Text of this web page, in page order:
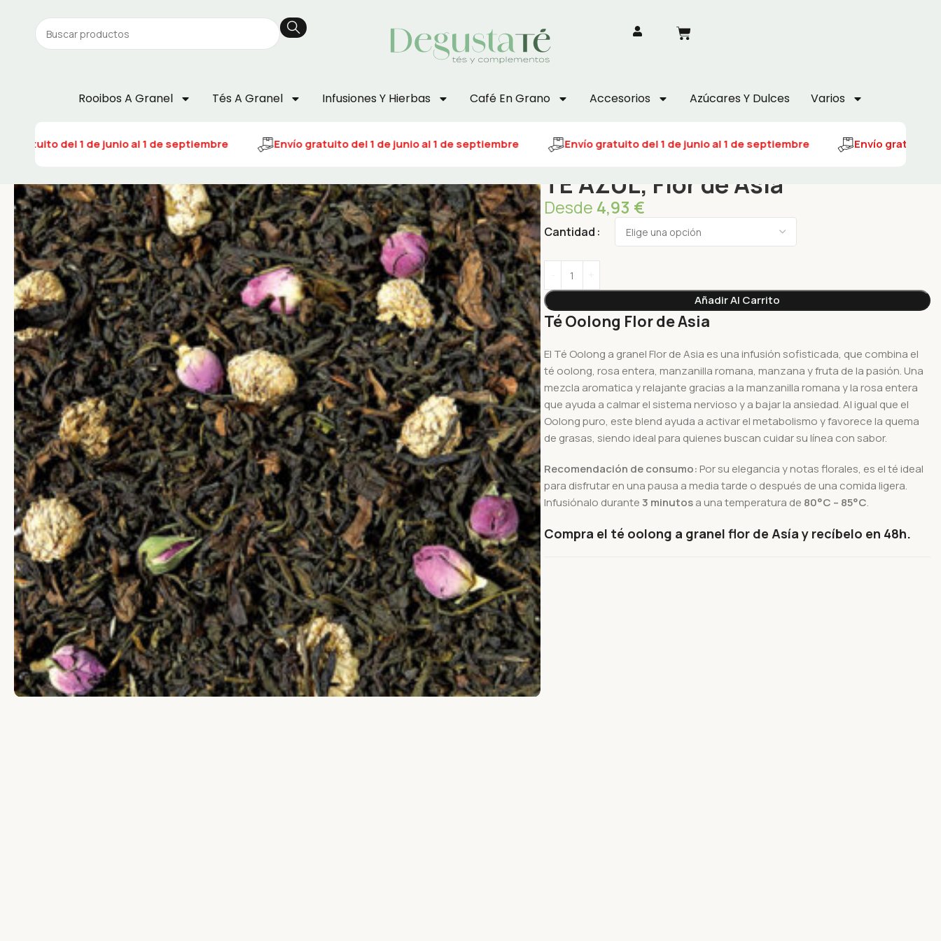
Rooibos A Granel Tés A Granel Infusiones Y Hierbas Café En Grano Accesorios Azúcares Y Dulces Varios
gratuito del 1 de junio al 1 de septiembre Envío gratuito del 1 de junio al 1 de septiembre Envío gratuito del 1 de junio al 1 de septiembre Envío gratuito del
TÉ AZUL, Flor de Asia
Desde 4,93 €
Cantidad
Añadir Al Carrito
Té Oolong Flor de Asia
El Té Oolong a granel Flor de Asia es una infusión sofisticada, que combina el
té oolong, rosa entera, manzanilla romana, manzana y fruta de la pasión. Una
mezcla aromatica y relajante gracias a la manzanilla romana y la rosa entera
que ayuda a calmar el sistema nervioso y a bajar la ansiedad. Al igual que el
Oolong puro, este blend ayuda a activar el metabolismo y favorece la quema
de grasas, siendo ideal para quienes buscan cuidar su línea con sabor.
Recomendación de consumo: Por su elegancia y notas florales, es el té ideal
para disfrutar en una pausa a media tarde o después de una comida ligera.
Infusiónalo durante3 minutosa una temperatura de 80°C – 85°C.
Compra el té oolong a granel flor de Asía y recíbelo en 48h.